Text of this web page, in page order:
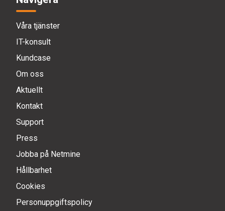
Våra tjänster
IT-konsult
Kundcase
Om oss
Aktuellt
Kontakt
Support
Press
Jobba på Netmine
Hållbarhet
Cookies
Personuppgiftspolicy